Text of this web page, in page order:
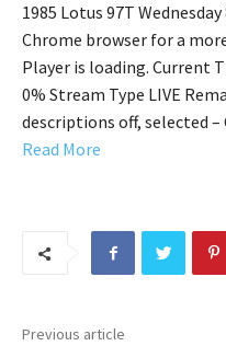
1985 Lotus 97T
Chrome browser for a
Player is loading. Current
0% Stream Type LIVE
descriptions off, selected –
Read More
Previous article